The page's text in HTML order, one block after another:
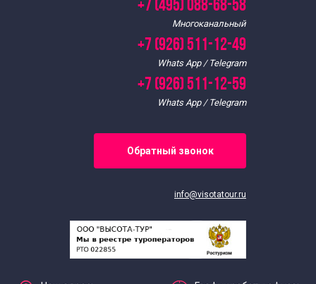
Экскурсии по Москве для школьников в декабре
Экскурсии для школьников в июне
Экскурсии для школьников в январе
Экскурсии для школьников в марте
+7 (495) 088-68-58
Многоканальный
+7 (926) 511-12-49
Whats App / Telegram
+7 (926) 511-12-59
Whats App / Telegram
Обратный звонок
info@visotatour.ru